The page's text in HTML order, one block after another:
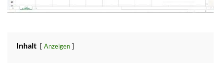
Inhalt Anzeigen